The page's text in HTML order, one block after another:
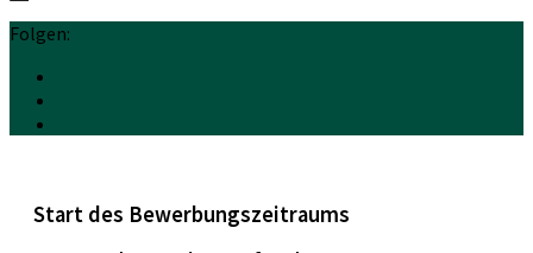
Folgen:
Start des Bewerbungszeitraums